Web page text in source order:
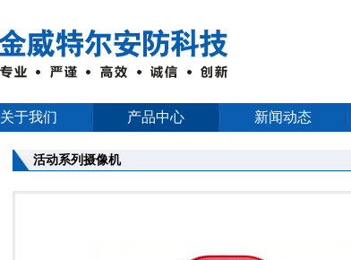
关于我们 产品中心 新闻动态
活动系列摄像机